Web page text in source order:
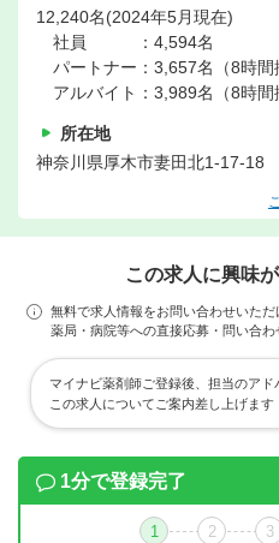
12,240名(2024年5月現在)
社員 ：4,594名
パートナー：3,657名（8時間
アルバイト：3,989名（8時間
所在地
神奈川県厚木市妻田北1-17-18
この求人に興味
無料で求人情報をお問い合わせいただ
薬局・病院等への直接応募・問い合わ
マイナビ薬剤師ご登録後、担当のアド
この求人についてご案内差し上げます
1分で登録完了
1 2 3